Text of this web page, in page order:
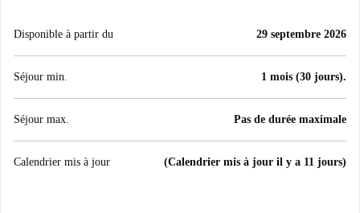
Disponible à partir du 29 septembre 2026
Séjour min. 1 mois (30 jours).
Séjour max. Pas de durée maximale
Calendrier mis à jour (Calendrier mis à jour il y a 11 jours)